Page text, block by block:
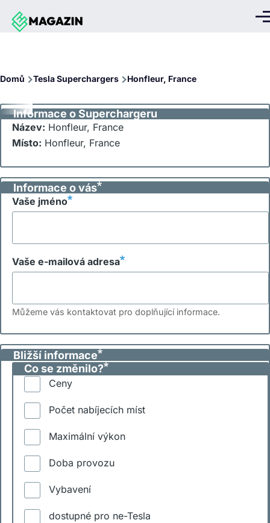
Přejít k hlavnímu obsahu
Domů Tesla Superchargers Honfleur, France
Informace o Superchargeru
Název: Honfleur, France
Místo: Honfleur, France
Informace o vás
Vaše jméno
Vaše e-mailová adresa
Můžeme vás kontaktovat pro doplňující informace.
Bližší informace
Co se změnilo?
Ceny
Počet nabíjecích míst
Maximální výkon
Doba provozu
Vybavení
dostupné pro ne-Tesla